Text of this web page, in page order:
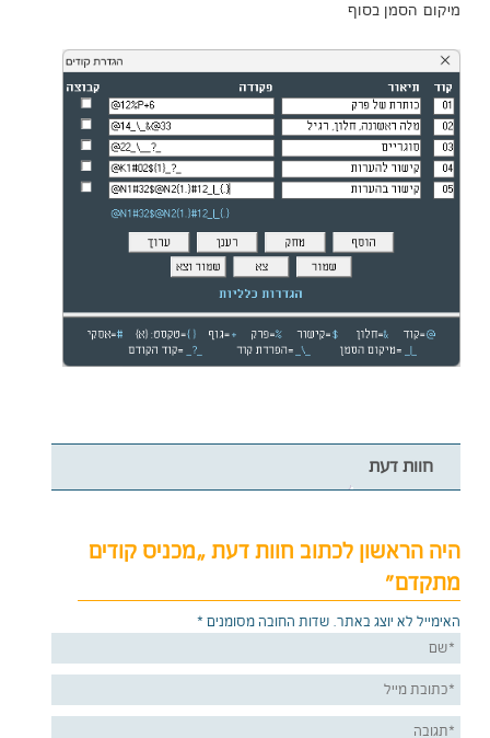
מיקום הסמן בסוף
חוות דעת
היה הראשון לכתוב חוות דעת “מכניס קודים
מתקדם”
האימייל לא יוצג באתר. שדות החובה מסומנים *